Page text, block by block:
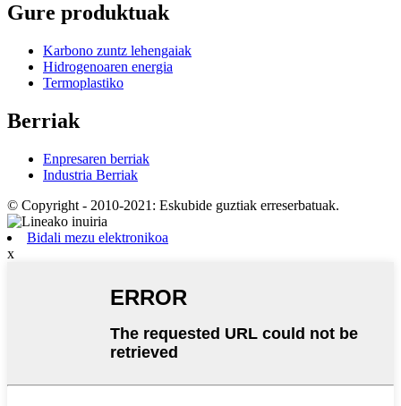
Gure produktuak
Karbono zuntz lehengaiak
Hidrogenoaren energia
Termoplastiko
Berriak
Enpresaren berriak
Industria Berriak
© Copyright - 2010-2021: Eskubide guztiak erreserbatuak.
Bidali mezu elektronikoa
x